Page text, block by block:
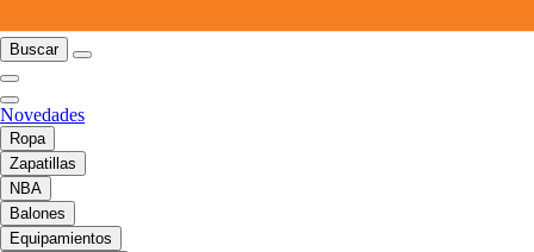
Buscar
Novedades
Ropa
Zapatillas
NBA
Balones
Equipamientos